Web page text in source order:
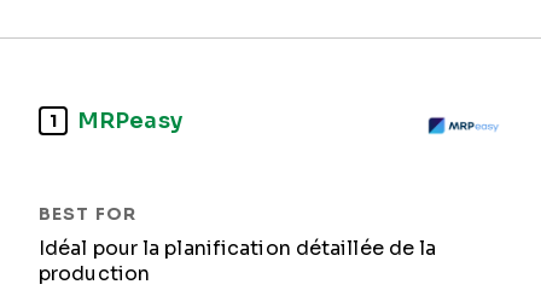
1 MRPeasy
Idéal pour la planification détaillée de la
production